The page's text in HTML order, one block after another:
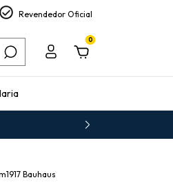
Revendedor Oficial
0
Bauhaus